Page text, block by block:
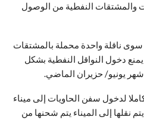
والمشتقات النفطية من الوصول
ناقلة واحدة محملة بالمشتقات
دخول النواقل النفطية بشكل
يونيو/ حزيران الماضي.
لدخول سفن الحاويات إلى ميناء
نقلها إلى الميناء يتم شحنها من